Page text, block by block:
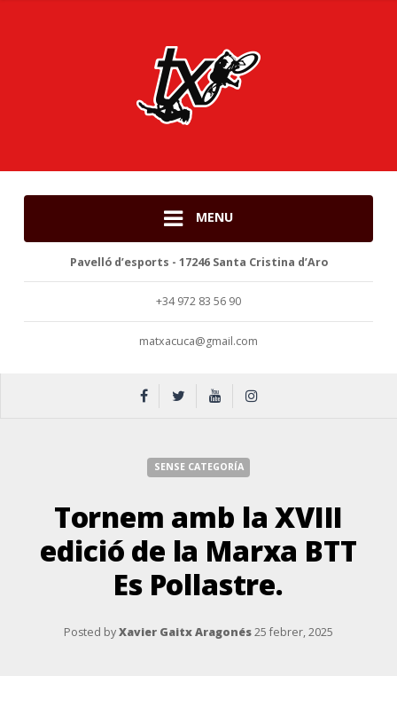
MENU
Pavelló d’esports - 17246 Santa Cristina d’Aro
+34 972 83 56 90
matxacuca@gmail.com
SENSE CATEGORÍA
Tornem amb la XVIII
edició de la Marxa BTT
Es Pollastre.
Posted byXavier Gaitx Aragonés25 febrer, 2025